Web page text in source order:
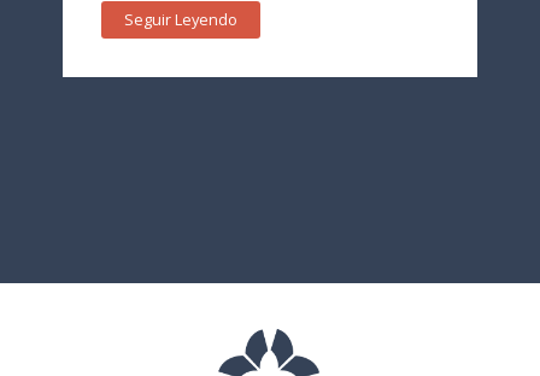
Seguir Leyendo